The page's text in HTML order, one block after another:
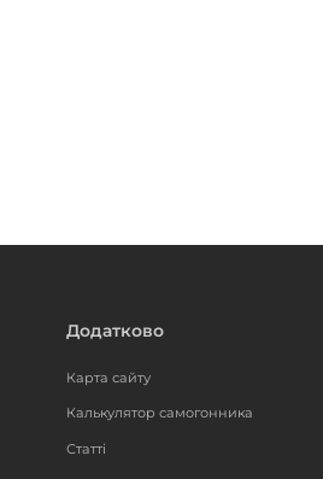
Додатково
Карта сайту
Калькулятор самогонника
Статті